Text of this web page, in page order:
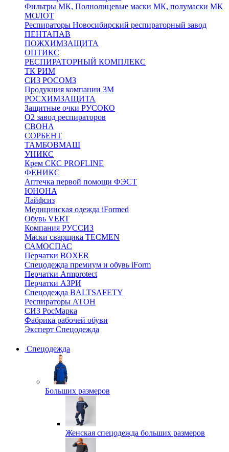
Фильтры МК, Полнолицевые маски МК, полумаски МК
МОЛОТ
Респираторы Новосибирский респираторный завод
ПЕНТАПАВ
ПОЖХИМЗАЩИТА
ОПТИКС
РЕСПИРАТОРНЫЙ КОМПЛЕКС
ТК РИМ
СИЗ РОСОМЗ
Продукция компании 3M
РОСХИМЗАЩИТА
Защитные очки РУСОКО
О2 завод респираторов
СВОНА
СОРБЕНТ
ТАМБОВМАШ
УНИКС
Крем СКС PROFLINE
ФЕНИКС
Аптечка первой помощи ФЭСТ
ЮНОНА
Лайфсиз
Медицинская одежда iFormed
Обувь VERT
Компания РУССИЗ
Маски сварщика TECMEN
САМОСПАС
Перчатки BOXER
Спецодежда премиум и обувь iForm
Перчатки Armprotect
Перчатки АЗРИ
Спецодежда BALTSAFETY
Респираторы АТОН
СИЗ РосМарка
Фабрика рабочей обуви
Эксперт Спецодежда
Спецодежда
Больших размеров
Женская спецодежда больших размеров